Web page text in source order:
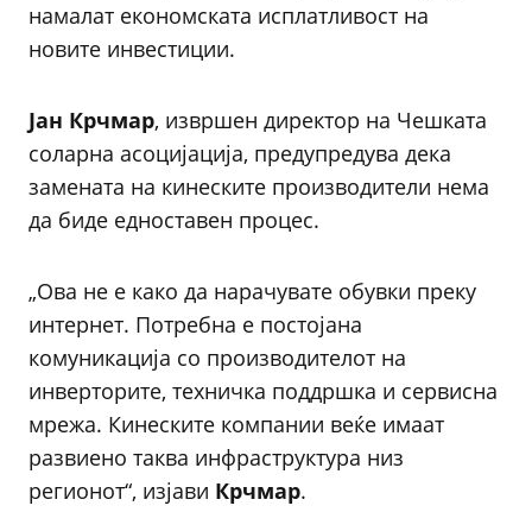
намалат економската исплатливост на
новите инвестиции.
Јан Крчмар, извршен директор на Чешката
соларна асоцијација, предупредува дека
замената на кинеските производители нема
да биде едноставен процес.
„Ова не е како да нарачувате обувки преку
интернет. Потребна е постојана
комуникација со производителот на
инверторите, техничка поддршка и сервисна
мрежа. Кинеските компании веќе имаат
развиено таква инфраструктура низ
регионот“, изјави Крчмар.